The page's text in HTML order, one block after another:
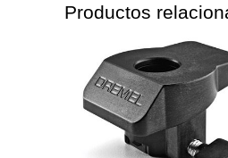
Productos